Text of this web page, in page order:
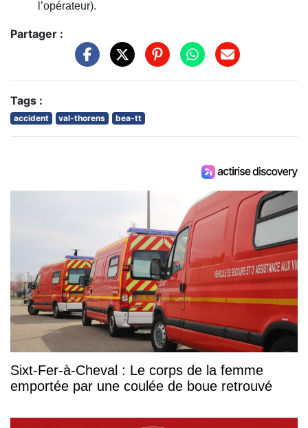
l’opérateur).
Partager :
Tags :
accident val-thorens bea-tt
Sixt-Fer-à-Cheval : Le corps de la femme
emportée par une coulée de boue retrouvé